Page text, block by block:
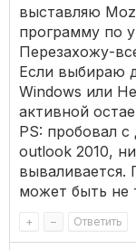
выставляю
программу по
Перезахожу-
Если выбираю
Windows или
активной
PS: пробовал
outlook 2010,
вываливается.
может быть не
+ – Ответить